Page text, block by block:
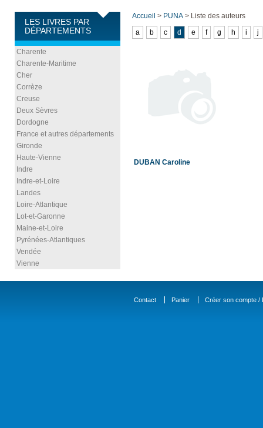
LES LIVRES PAR
DÉPARTEMENTS
Charente
Charente-Maritime
Cher
Corrèze
Creuse
Deux Sèvres
Dordogne
France et autres départements
Gironde
Haute-Vienne
Indre
Indre-et-Loire
Landes
Loire-Atlantique
Lot-et-Garonne
Maine-et-Loire
Pyrénées-Atlantiques
Vendée
Vienne
Accueil > PUNA > Liste des auteurs
a
b c d e f g h i j
DUBAN Caroline
Contact Panier Créer son compte /